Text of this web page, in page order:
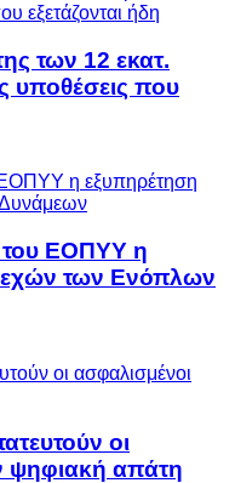
των 12 εκατ.
υποθέσεις που
του ΕΟΠΥΥ η
των Ενόπλων
οι
ψηφιακή απάτη